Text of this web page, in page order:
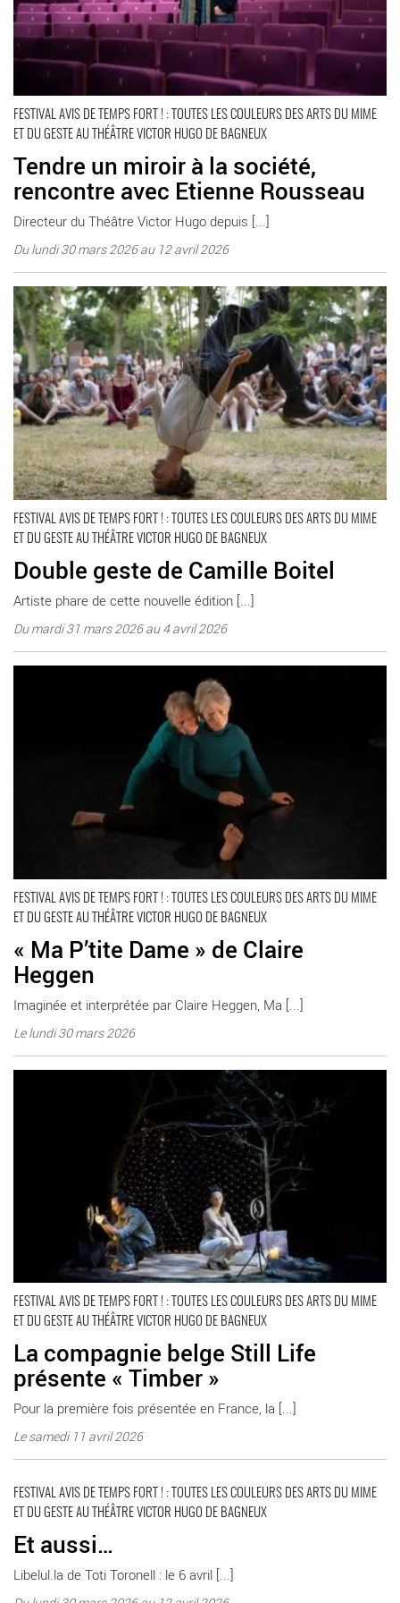
FESTIVAL AVIS DE TEMPS FORT ! : TOUTES LES COULEURS DES ARTS DU MIME
ET DU GESTE AU THÉÂTRE VICTOR HUGO DE BAGNEUX
Tendre un miroir à la société,
rencontre avec Etienne Rousseau
Directeur du Théâtre Victor Hugo depuis [...]
Du lundi 30 mars 2026 au 12 avril 2026
FESTIVAL AVIS DE TEMPS FORT ! : TOUTES LES COULEURS DES ARTS DU MIME
ET DU GESTE AU THÉÂTRE VICTOR HUGO DE BAGNEUX
Double geste de Camille Boitel
Artiste phare de cette nouvelle édition [...]
Du mardi 31 mars 2026 au 4 avril 2026
Victor Hugo à Bagneux
FESTIVAL AVIS DE TEMPS FORT ! : TOUTES LES COULEURS DES ARTS DU MIME
ET DU GESTE AU THÉÂTRE VICTOR HUGO DE BAGNEUX
« Ma P’tite Dame » de Claire
Heggen
Imaginée et interprétée par Claire Heggen, Ma [...]
Le lundi 30 mars 2026
FESTIVAL AVIS DE TEMPS FORT ! : TOUTES LES COULEURS DES ARTS DU MIME
ET DU GESTE AU THÉÂTRE VICTOR HUGO DE BAGNEUX
La compagnie belge Still Life
présente « Timber »
Pour la première fois présentée en France, la [...]
Le samedi 11 avril 2026
sortie Bagneux Théâtre Victor Hugo à Bagneux
FESTIVAL AVIS DE TEMPS FORT ! : TOUTES LES COULEURS DES ARTS DU MIME
ET DU GESTE AU THÉÂTRE VICTOR HUGO DE BAGNEUX
Et aussi…
Libelul.la de Toti Toronell : le 6 avril [...]
Bagneux